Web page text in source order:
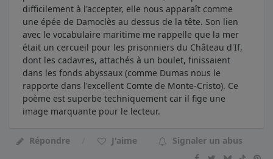
difficilement à l'accepter, elle nous apparaît comme
une épée de Damoclès au dessus de la tête. Son lien
avec le vocabulaire maritime me rappelle que la mer
était un cercueil pour les prisonniers du Château d'If,
dont les cadavres, attachés à un boulet, finissaient
dans les fonds abyssaux (comme Dumas nous le
rapporte dans l'excellent Comte de Monte-Cristo). Ce
poème est superbe techniquement car il fige une
image marquante pour le lecteur.
Répondre J'aime Signaler un abus